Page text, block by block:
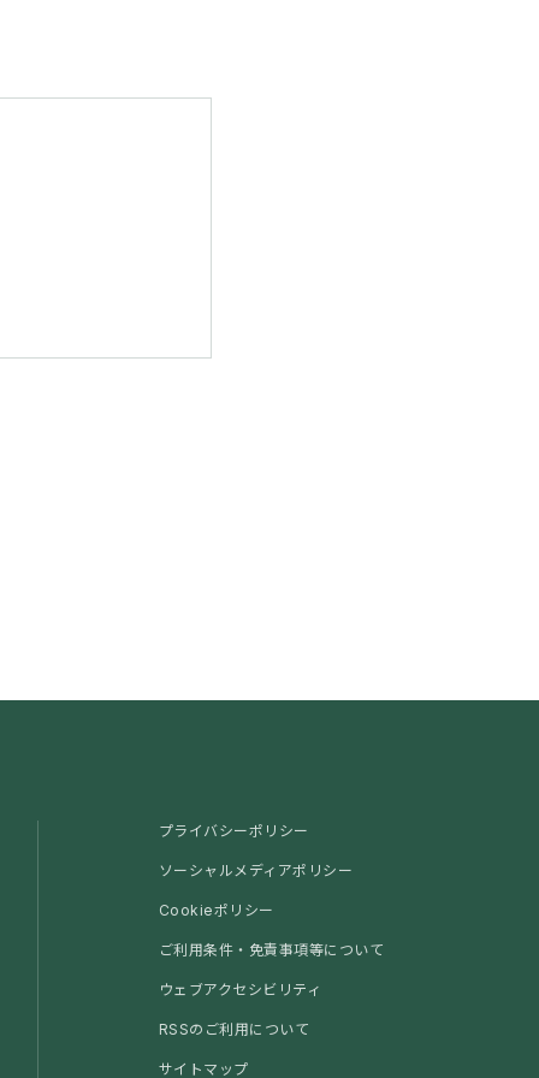
プライバシーポリシー
ソーシャルメディアポリシー
Cookieポリシー
ご利用条件・免責事項等について
ウェブアクセシビリティ
RSSのご利用について
サイトマップ